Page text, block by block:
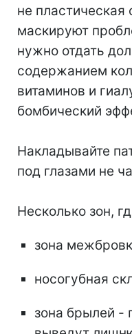
не пластическая
маскируют
нужно отдать
содержанием
витаминов и
бомбический
Накладывайте
под глазами не
Несколько зон,
зона
носогубная
зона брылей -